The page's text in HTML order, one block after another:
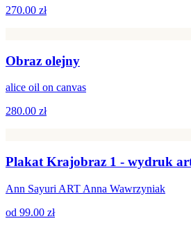
270.00 zł
Obraz olejny
alice oil on canvas
280.00 zł
Plakat Krajobraz 1 - wydruk
Ann Sayuri ART Anna Wawrzyniak
od 99.00 zł